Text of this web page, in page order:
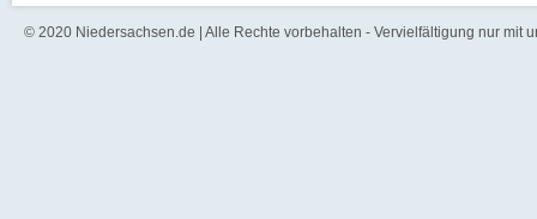
© 2020 Niedersachsen.de | Alle Rechte vorbehalten - Vervielfältigung nur mit